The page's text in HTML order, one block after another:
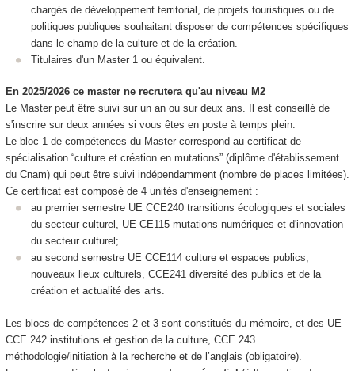
chargés de développement territorial, de projets touristiques ou de
politiques publiques souhaitant disposer de compétences spécifiques
dans le champ de la culture et de la création.
Titulaires d'un Master 1 ou équivalent.
En 2025/2026 ce master ne recrutera qu'au niveau M2
Le Master peut être suivi sur un an ou sur deux ans. Il est conseillé de
s'inscrire sur deux années si vous êtes en poste à temps plein.
Le bloc 1 de compétences du Master correspond au certificat de
spécialisation“culture et création en mutations” (diplôme d'établissement
du Cnam) qui peut être suivi indépendamment (nombre de places limitées).
Ce certificat est composé de 4 unités d'enseignement:
au premier semestre UE CCE240 transitions écologiques et sociales
du secteur culturel, UE CE115 mutations numériques et d'innovation
du secteur culturel;
au second semestre UE CCE114 culture et espaces publics,
nouveaux lieux culturels, CCE241 diversité des publics et de la
création et actualité des arts.
Les blocs de compétences 2 et 3 sont constitués du mémoire, et des UE
CCE 242 institutions et gestion de la culture, CCE 243
méthodologie/initiation à la recherche et de l’anglais (obligatoire).